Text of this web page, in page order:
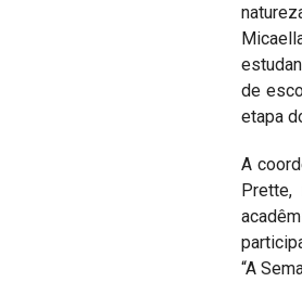
de
etapa
A
Prette,
“A